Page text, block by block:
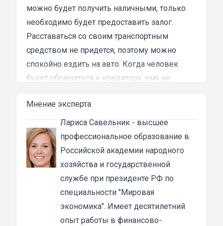
можно будет получить наличными, только
необходимо будет предоставить залог.
Расставаться со своим транспортным
средством не придется, поэтому можно
спокойно ездить на авто. Когда человек
будет обращаться к кредитору, ему не
потребуется подтверждать доход.
Автоломбард не будет интересоваться
кредитной историей клиента. Сотрудникам
компании без разницы, есть ли у человека
задолженности по текущим займам.
Как оформить займ наличными под залог
ПТС авто в Самаре
Оформить заявку на займ под ПТС
достаточно просто. Для этого нужно перейти
в заинтересовавшую вас карточку
Мнение эксперта
Лариса Савельник- высшее
профессиональное образование в
Российской академии народного
хозяйства и государственной
службе при президенте РФ по
специальности "Мировая
экономика". Имеет десятилетний
опыт работы в финансово-